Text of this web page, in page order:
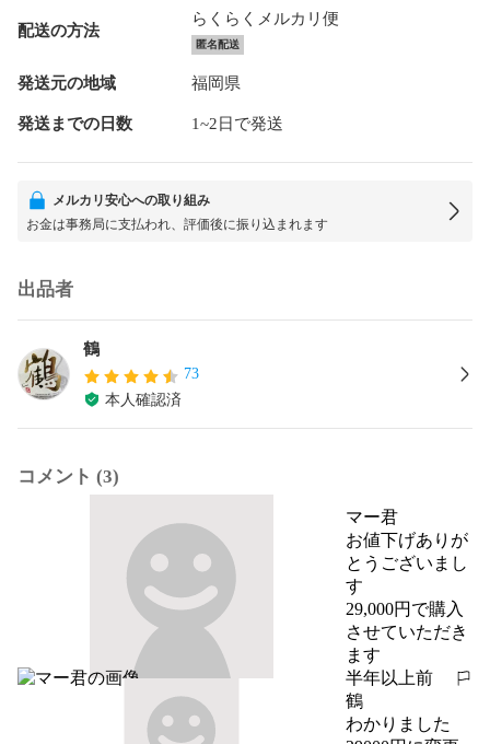
配送の方法
らくらくメルカリ便
匿名配送
発送元の地域 福岡県
発送までの日数 1~2日で発送
メルカリ安心への取り組み
お金は事務局に支払われ、評価後に振り込まれます
出品者
鶴
73
本人確認済
コメント (3)
マー君
お値下げありが
とうございまし
す
29,000円で購入
させていただき
ます
半年以上前
報告する
鶴
わかりました